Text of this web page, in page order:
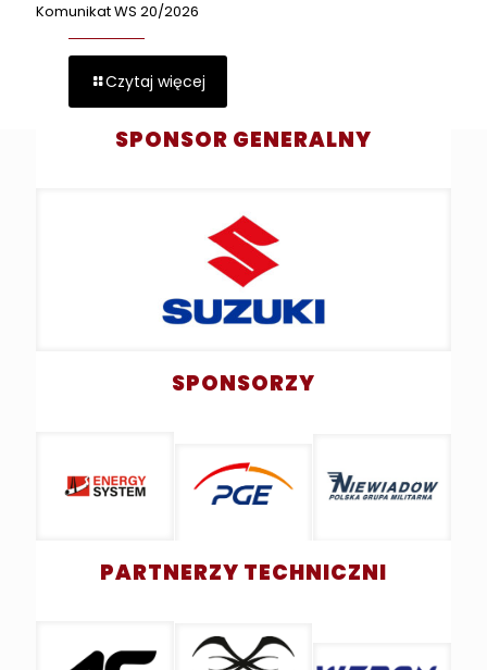
Komunikat WS 20/2026
Czytaj więcej
SPONSOR GENERALNY
SPONSORZY
PARTNERZY TECHNICZNI